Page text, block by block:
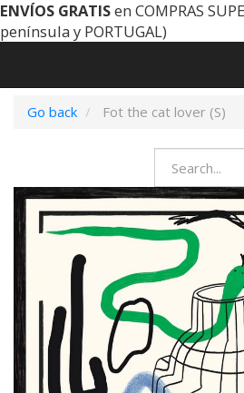
ENVÍOS GRATISen COMPRAS
península y PORTUGAL)
Go back
Fot the cat lover (S)